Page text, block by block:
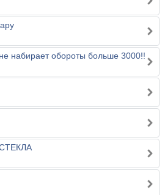
набирает обороты больше 3000!!